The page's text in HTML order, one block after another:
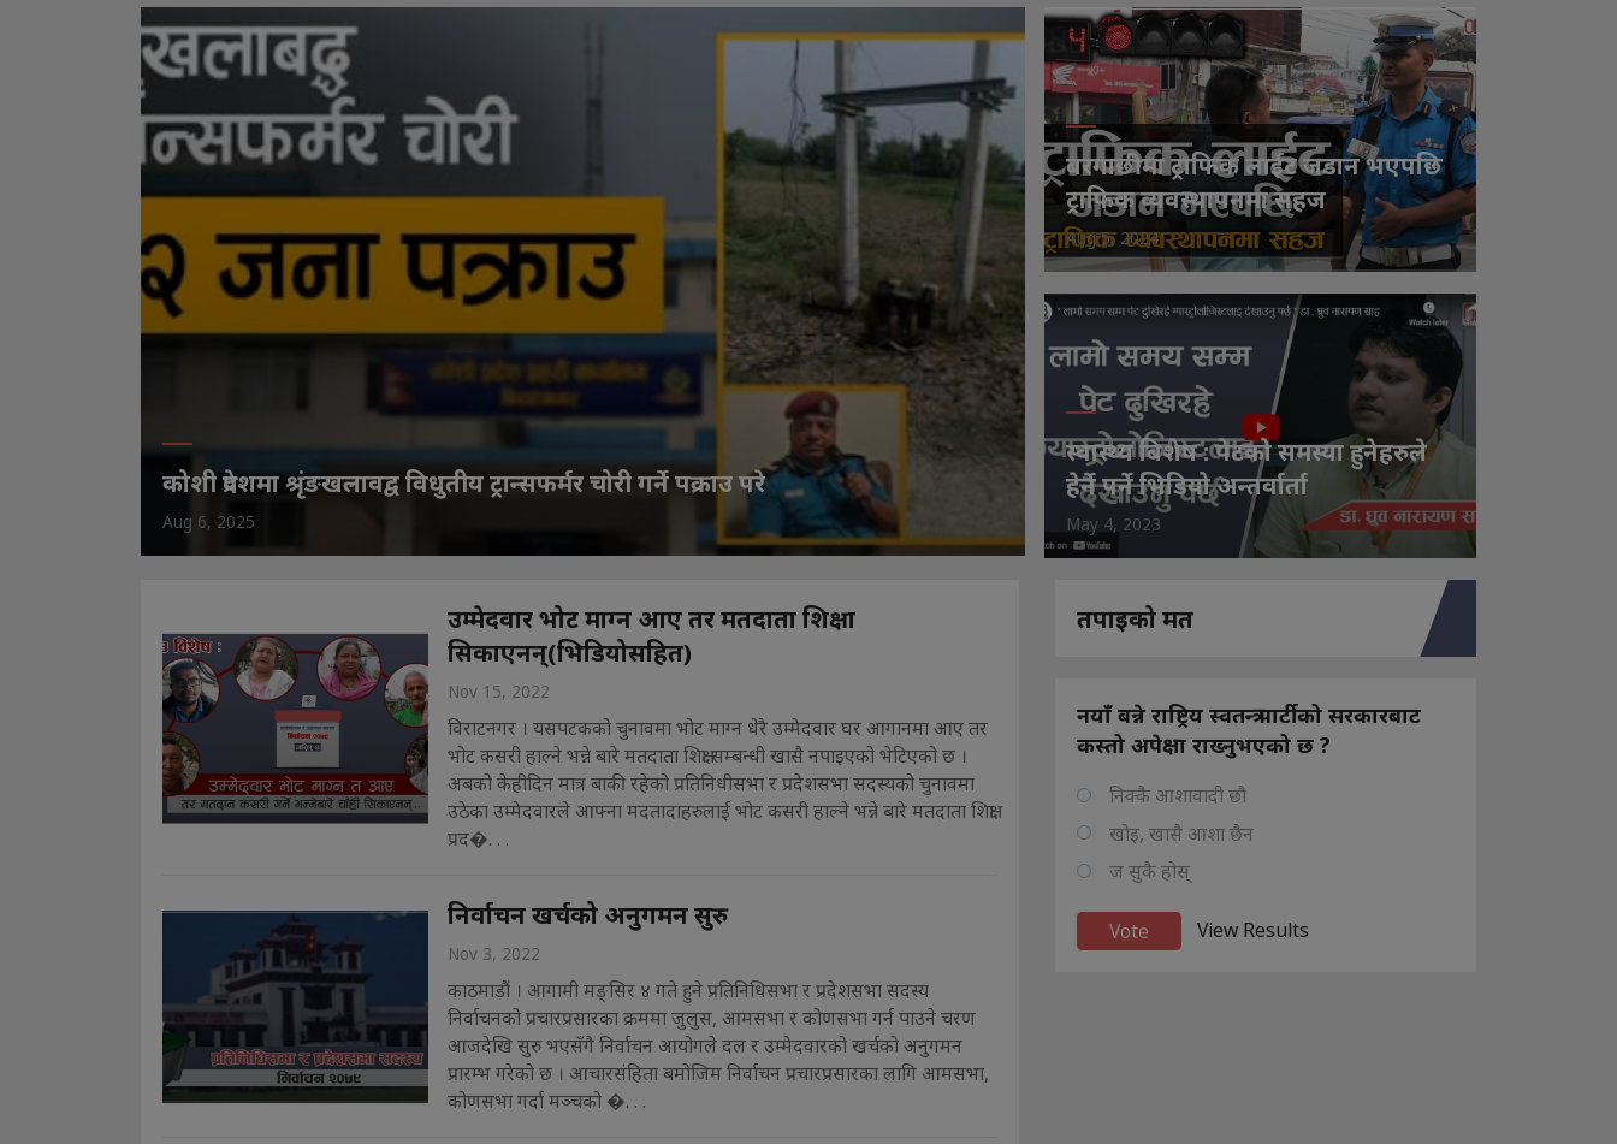
कोशी प्रदेशमा श्रृंङखलावद्व विधुतीय ट्रान्सफर्मर चोरी गर्ने पक्राउ परे
Aug 6, 2025
बरगाछीमा ट्राफिक लाईट जडान भएपछि
ट्राफिक व्यवस्थापनमा सहज
Aug 5, 2024
स्वास्थ्य बिशेष : पेटको समस्या हुनेहरुले
हेर्ने पर्ने भिडियो अन्तर्वार्ता
May 4, 2023
उम्मेदवार भोट माग्न आए तर मतदाता शिक्षा
सिकाएनन्(भिडियोसहित)
Nov 15, 2022
विराटनगर । यसपटकको चुनावमा भोट माग्न धेरै उम्मेदवार घर आगानमा आए तर
भोट कसरी हाल्ने भन्ने बारे मतदाता शिक्षा सम्बन्धी खासै नपाइएको भेटिएको छ ।
अबको केहीदिन मात्र बाकी रहेको प्रतिनिधीसभा र प्रदेशसभा सदस्यको चुनावमा
उठेका उम्मेदवारले आफ्ना मदतादाहरुलाई भोट कसरी हाल्ने भन्ने बारे मतदाता शिक्षा
प्रद�. . .
निर्वाचन खर्चको अनुगमन सुरु
Nov 3, 2022
काठमाडौं । आगामी मङ्सिर ४ गते हुने प्रतिनिधिसभा र प्रदेशसभा सदस्य
निर्वाचनको प्रचारप्रसारका क्रममा जुलुस, आमसभा र कोणसभा गर्न पाउने चरण
आजदेखि सुरु भएसँगै निर्वाचन आयोगले दल र उम्मेदवारको खर्चको अनुगमन
प्रारम्भ गरेको छ । आचारसंहिता बमोजिम निर्वाचन प्रचारप्रसारका लागि आमसभा,
कोणसभा गर्दा मञ्चको �. . .
तपाइको मत
नयाँ बन्ने राष्ट्रिय स्वतन्त्र पार्टीको सरकारबाट
कस्तो अपेक्षा राख्नुभएको छ ?
निक्कै आशावादी छौ
खोइ, खासै आशा छैन
ज सुकै होस्
View Results